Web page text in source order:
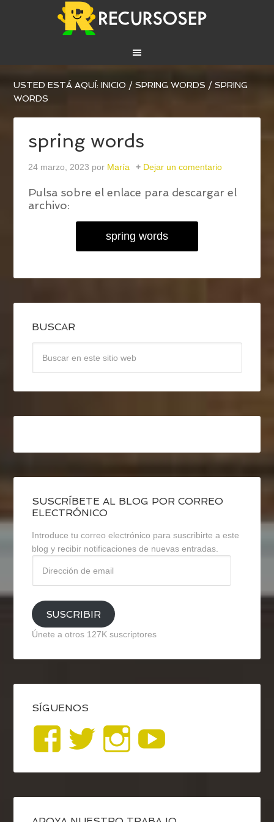
USTED ESTÁ AQUÍ:INICIO / SPRING WORDS / SPRING
WORDS
spring words
24 marzo, 2023 por María Dejar un comentario
Pulsa sobre el enlace para descargar el
archivo:
spring words
BUSCAR
SUSCRÍBETE AL BLOG POR CORREO
ELECTRÓNICO
Introduce tu correo electrónico para suscribirte a este
blog y recibir notificaciones de nuevas entradas.
email
SUSCRIBIR
Únete a otros 127K suscriptores
SÍGUENOS
Ver
perfil
de
Ver
perfil
de
Ver
perfil
de